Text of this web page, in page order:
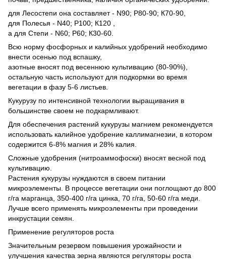
для Лесостепи она составляет - N90; Р80-90; К70-90,
для Полесья - N40; Р100; К120 ,
а для Степи - N60; Р60; К30-60.
Всю норму фосфорных и калийных удобрений необходимо
внести осенью под вспашку,
азотные вносят под весеннюю культивацию (80-90%),
остальную часть используют для подкормки во время
вегетации в фазу 5-6 листьев.
Кукурузу по интенсивной технологии выращивания в
большинстве своем не подкармливают.
Для обеспечения растений кукурузы магнием рекомендуется
использовать калийное удобрение каллимагнезии, в котором
содержится 6-8% магния и 28% калия.
Сложные удобрения (нитроаммофоски) вносят весной под
культивацию.
Растения кукурузы нуждаются в своем питании
микроэлементы. В процессе вегетации они поглощают до 800
г/га марганца, 350-400 г/га цинка, 70 г/га, 50-60 г/га меди.
Лучше всего применять микроэлементы при проведении
инкрустации семян.
Применение регуляторов роста
Значительным резервом повышения урожайности и
улучшения качества зерна являются регуляторы роста